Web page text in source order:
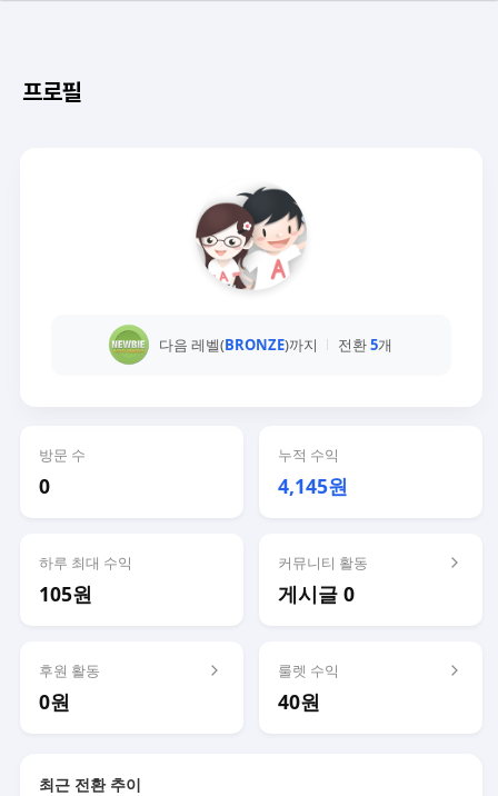
프로필
다음 레벨(BRONZE)까지 전환5개
방문 수
0
누적 수익
4,145원
하루 최대 수익
105원
커뮤니티 활동
게시글 0
후원 활동
0원
룰렛 수익
40원
최근 전환 추이